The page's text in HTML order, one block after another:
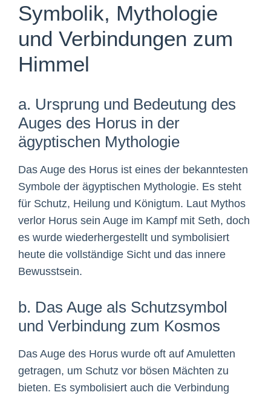
Symbolik, Mythologie
und Verbindungen zum
Himmel
a. Ursprung und Bedeutung des
Auges des Horus in der
ägyptischen Mythologie
Das Auge des Horus ist eines der bekanntesten
Symbole der ägyptischen Mythologie. Es steht
für Schutz, Heilung und Königtum. Laut Mythos
verlor Horus sein Auge im Kampf mit Seth, doch
es wurde wiederhergestellt und symbolisiert
heute die vollständige Sicht und das innere
Bewusstsein.
b. Das Auge als Schutzsymbol
und Verbindung zum Kosmos
Das Auge des Horus wurde oft auf Amuletten
getragen, um Schutz vor bösen Mächten zu
bieten. Es symbolisiert auch die Verbindung